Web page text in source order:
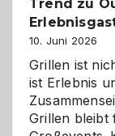
Trend zu
10. Juni 2026
Grillen ist
ist Erlebnis
Grillen bleibt